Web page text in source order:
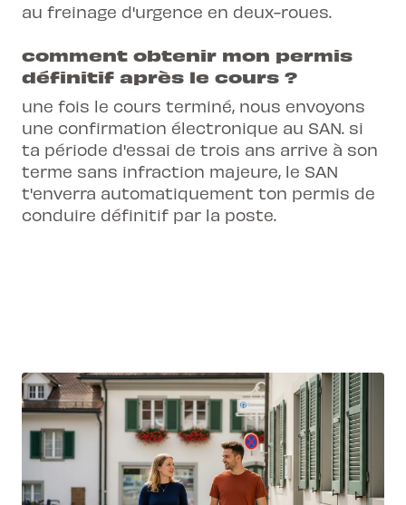
au freinage d'urgence en deux-roues.
comment obtenir mon permis
définitif après le cours ?
une fois le cours terminé, nous envoyons
une confirmation électronique au SAN. si
ta période d'essai de trois ans arrive à son
terme sans infraction majeure, le SAN
t'enverra automatiquement ton permis de
conduire définitif par la poste.